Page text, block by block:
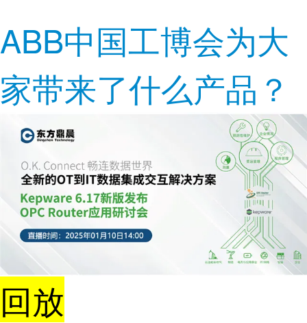
ABB中国工博会为大
家带来了什么产品？
回放